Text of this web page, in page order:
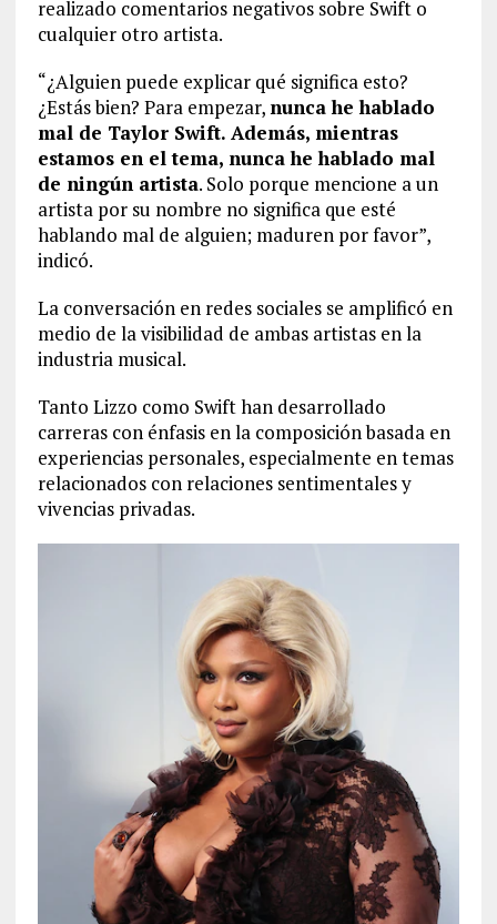
realizado comentarios negativos sobre Swift o
cualquier otro artista.
“¿Alguien puede explicar qué significa esto?
¿Estás bien? Para empezar, nunca he hablado
mal de Taylor Swift. Además, mientras
estamos en el tema, nunca he hablado mal
de ningún artista. Solo porque mencione a un
artista por su nombre no significa que esté
hablando mal de alguien; maduren por favor”,
indicó.
La conversación en redes sociales se amplificó en
medio de la visibilidad de ambas artistas en la
industria musical.
Tanto Lizzo como Swift han desarrollado
carreras con énfasis en la composición basada en
experiencias personales, especialmente en temas
relacionados con relaciones sentimentales y
vivencias privadas.